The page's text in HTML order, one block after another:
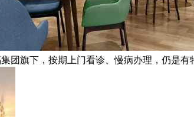
团旗下，按期上门看诊、慢病办理，仍是